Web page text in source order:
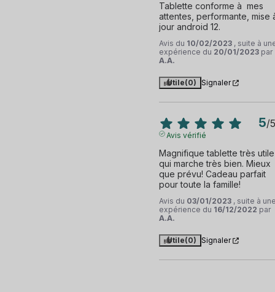
Tablette conforme à  mes
attentes, performante, mise
jour android 12.
Avis du 10/02/2023 , suite à
expérience du 20/01/2023 par
A.A.
Utile(0) Signaler
5/5
Avis vérifié
Magnifique tablette très
qui marche très bien. Mieux
que prévu! Cadeau parfait
pour toute la famille!
Avis du 03/01/2023 , suite à
expérience du 16/12/2022 par
A.A.
Utile(0) Signaler